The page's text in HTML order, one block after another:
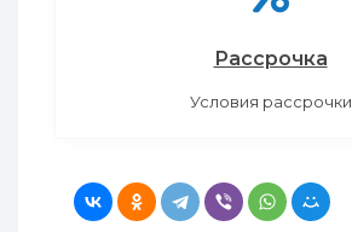
Рассрочка
Условия рассрочки